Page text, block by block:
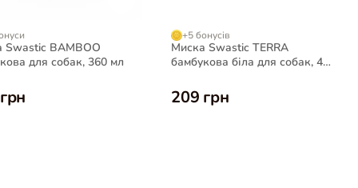
Swastic BAMBOO
для собак, 360 мл
+5 бонусів
Миска Swastic TERRA
бамбукова біла для собак, 400
209 грн